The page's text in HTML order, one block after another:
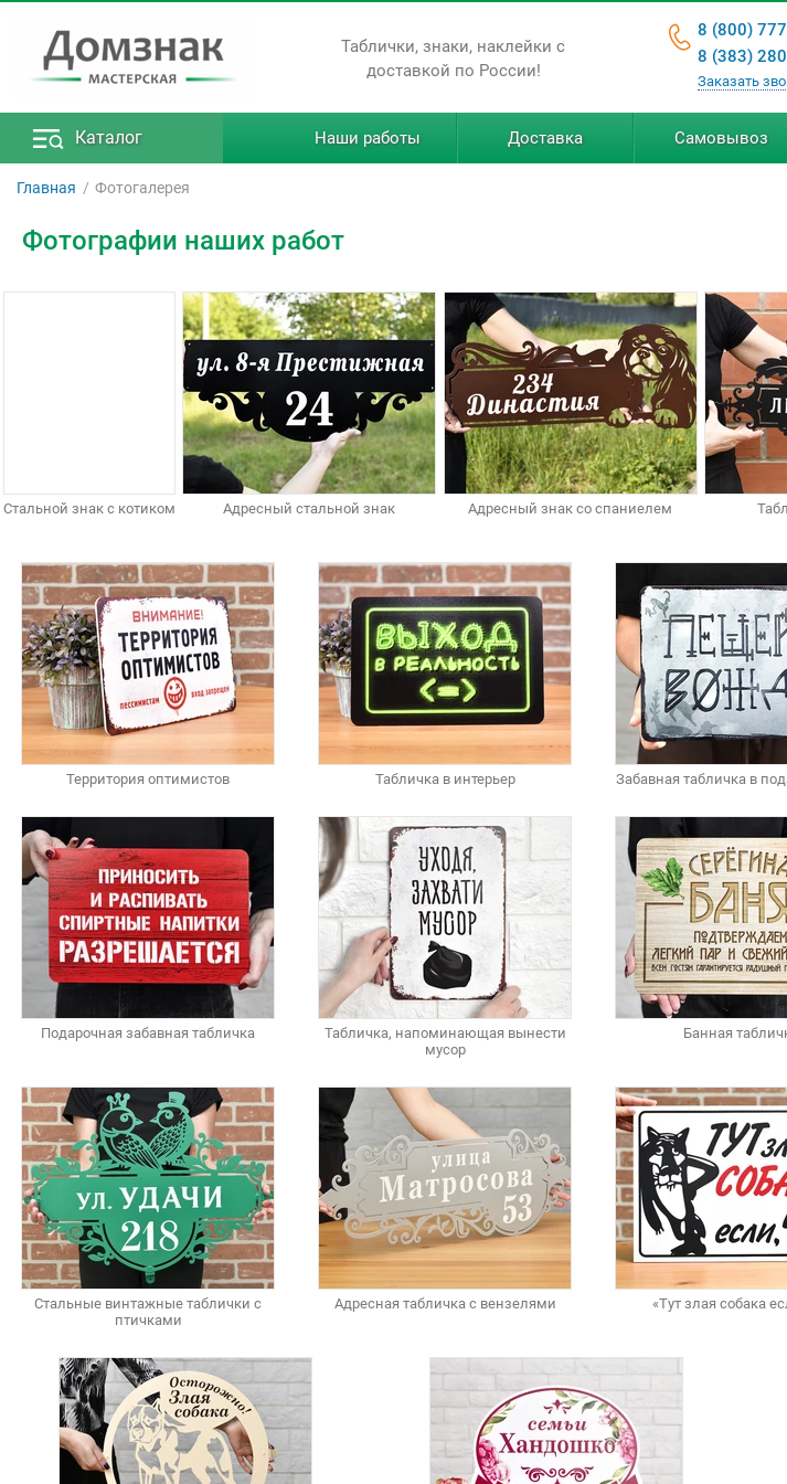
Таблички, знаки, наклейки с
доставкой по России!
8 (800)
8 (383)
Заказать
Каталог Наши работы Доставка Самовывоз
Главная Фотогалерея
Фотографии наших работ
Стальной знак с котиком Адресный стальной знак Адресный знак со спаниелем
Территория оптимистов Табличка в интерьер Забавная табличка в
Подарочная забавная табличка
Табличка, напоминающая вынести
мусор
Банная
Стальные винтажные таблички с
птичками
Адресная табличка с вензелями «Тут злая собака